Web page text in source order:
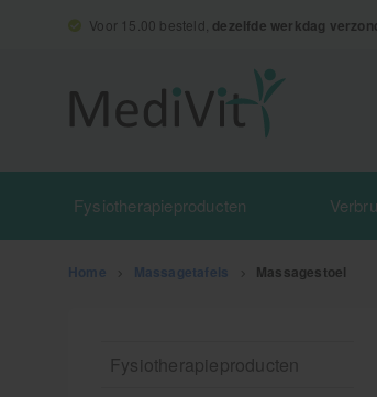
Voor 15.00 besteld, dezelfde werkdag
Fysiotherapieproducten
Home Massagetafels Massagestoel
Fysiotherapieproducten